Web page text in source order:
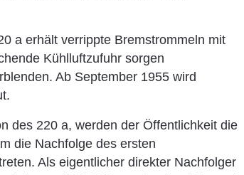
a erhält verrippte Bremstrommeln mit
Kühlluftzufuhr sorgen
Ab September 1955 wird
des 220 a, werden der Öffentlichkeit die
die Nachfolge des ersten
Als eigentlicher direkter Nachfolger